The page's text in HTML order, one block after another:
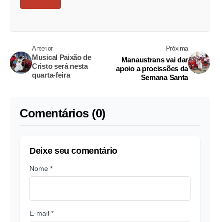
Anterior
Musical Paixão de
Cristo será nesta
quarta-feira
Próxima
Manaustrans vai dar
apoio a procissões da
Semana Santa
Comentários (0)
Deixe seu comentário
Nome *
E-mail *